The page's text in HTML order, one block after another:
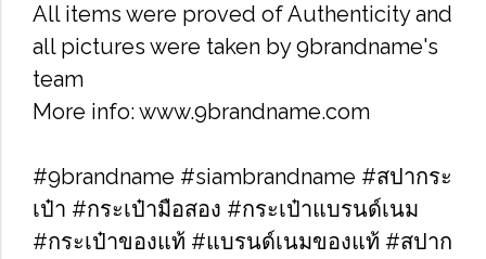
All items were proved of Authenticity and
all pictures were taken by 9brandname's
team
More info: www.9brandname.com
#9brandname #siambrandname #สปากระ
เป๋า #กระเป๋ามือสอง #กระเป๋าแบรนด์เนม
#กระเป๋าของแท้ #แบรนด์เนมของแท้ #สปาก